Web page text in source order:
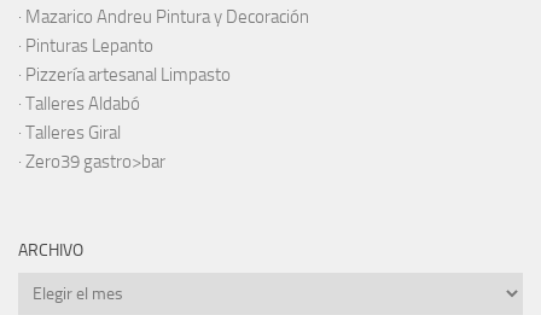
· Mazarico Andreu Pintura y Decoración
· Pinturas Lepanto
· Pizzería artesanal Limpasto
· Talleres Aldabó
· Talleres Giral
· Zero39 gastro>bar
ARCHIVO
Archivo